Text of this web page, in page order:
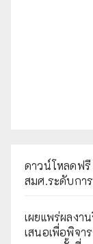
ดาวน์โหลดฟรี
สมศ.ระดับกา
เผยแพร่ผลงา
เสนอเพื่อพิจา